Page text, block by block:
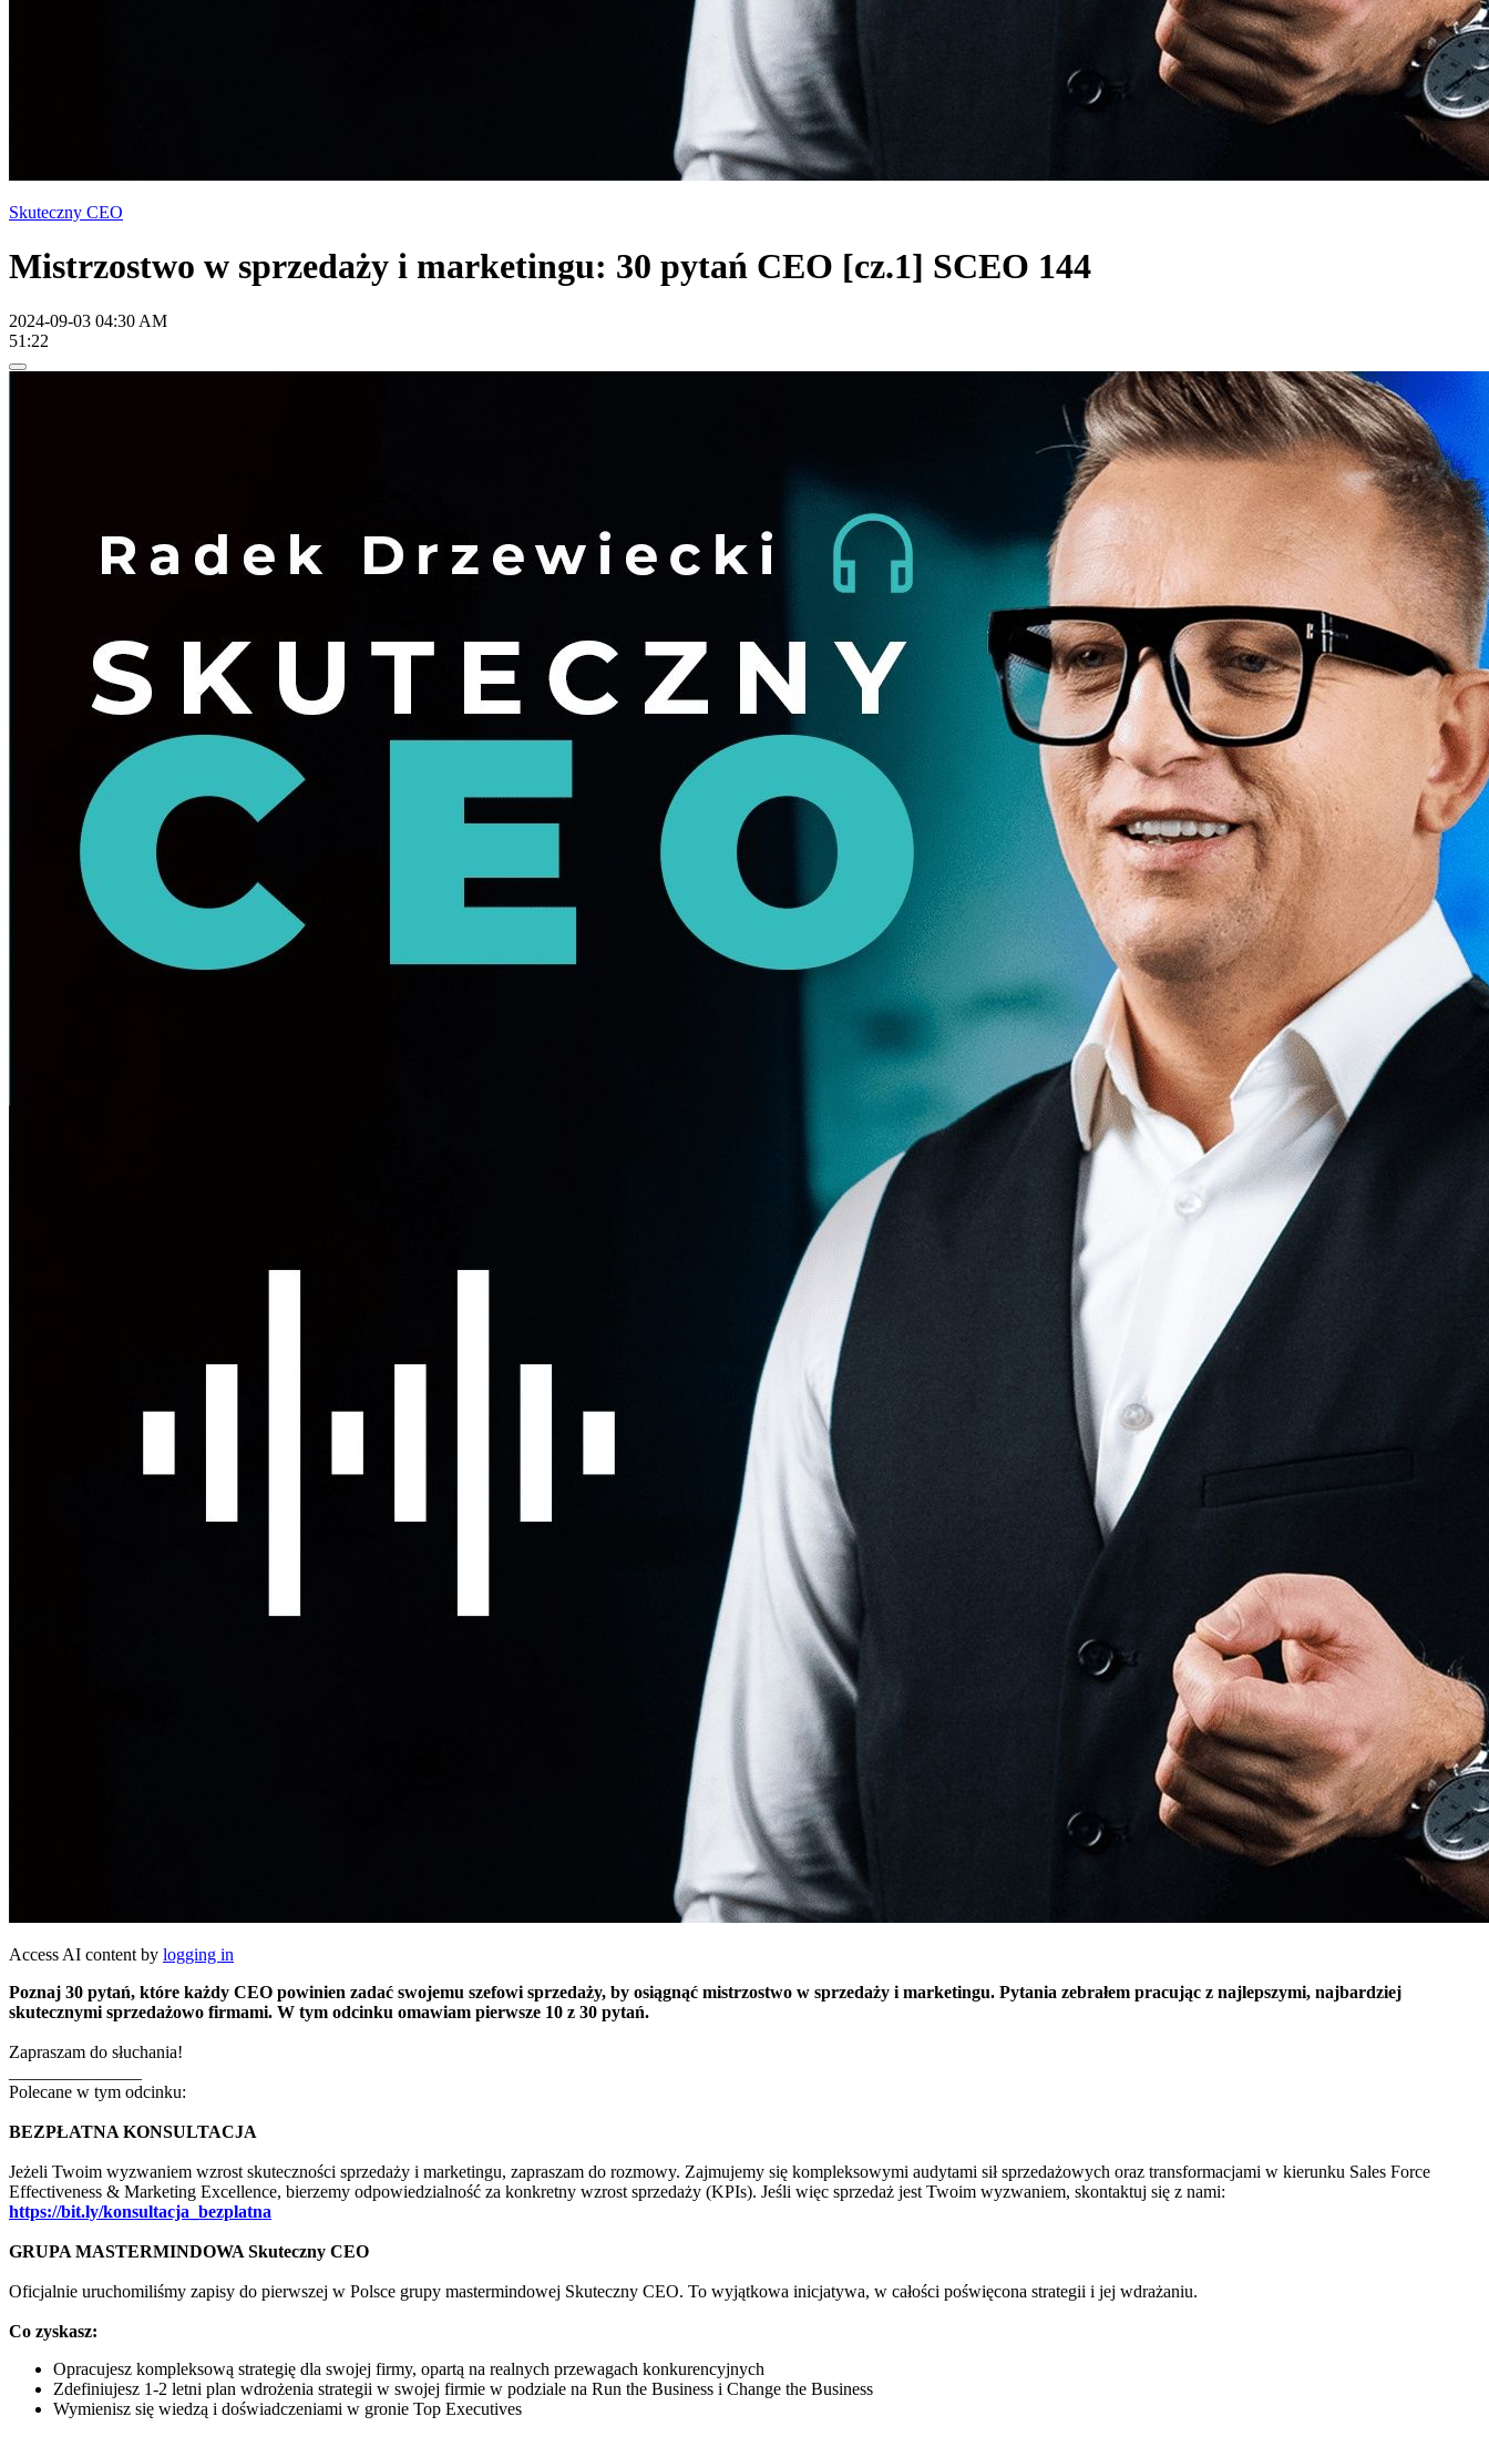
Skuteczny CEO
Mistrzostwo w sprzedaży i marketingu: 30 pytań CEO [cz.1] SCEO 144
2024-09-03 04:30 AM
51:22
Access AI content by logging in
Poznaj 30 pytań, które każdy CEO powinien zadać swojemu szefowi sprzedaży, by osiągnąć mistrzostwo w sprzedaży i marketingu. Pytania zebrałem pracując z najlepszymi, najbardziej
skutecznymi sprzedażowo firmami. W tym odcinku omawiam pierwsze 10 z 30 pytań.
Zapraszam do słuchania!
Polecane w tym odcinku:
BEZPŁATNA KONSULTACJA
Jeżeli Twoim wyzwaniem wzrost skuteczności sprzedaży i marketingu, zapraszam do rozmowy. Zajmujemy się kompleksowymi audytami sił sprzedażowych oraz transformacjami w kierunku Sales Force
Effectiveness & Marketing Excellence, bierzemy odpowiedzialność za konkretny wzrost sprzedaży (KPIs). Jeśli więc sprzedaż jest Twoim wyzwaniem, skontaktuj się z nami:
https://bit.ly/konsultacja_bezplatna
GRUPA MASTERMINDOWA Skuteczny CEO
Oficjalnie uruchomiliśmy zapisy do pierwszej w Polsce grupy mastermindowej Skuteczny CEO. To wyjątkowa inicjatywa, w całości poświęcona strategii i jej wdrażaniu.
Co zyskasz:
Opracujesz kompleksową strategię dla swojej firmy, opartą na realnych przewagach konkurencyjnych
Zdefiniujesz 1-2 letni plan wdrożenia strategii w swojej firmie w podziale na Run the Business i Change the Business
Wymienisz się wiedzą i doświadczeniami w gronie Top Executives